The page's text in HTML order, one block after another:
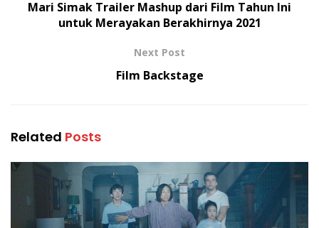
Mari Simak Trailer Mashup dari Film Tahun Ini
untuk Merayakan Berakhirnya 2021
Next Post
Film Backstage
Related Posts